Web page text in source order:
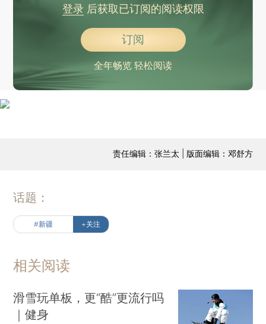
登录后获取已订阅的阅读权限
订阅
全年畅览 轻松阅读
责任编辑：张兰太 | 版面编辑：邓舒方
话题：
#新疆 +关注
相关阅读
滑雪玩单板，更“酷”更流行吗
｜健身